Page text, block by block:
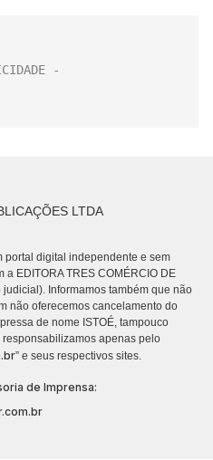
LTDA
portal digital independente e sem
EDITORA TRES COMÉRCIO DE
judicial). Informamos também que não
não oferecemos cancelamento do
de nome ISTOÉ, tampouco
apenas pelo
” e seus respectivos sites.
de Imprensa: